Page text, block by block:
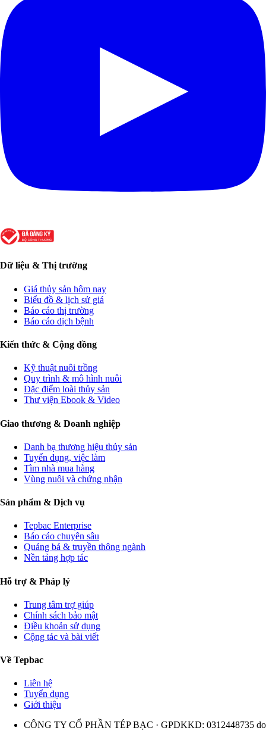
Dữ liệu & Thị trường
Giá thủy sản hôm nay
Biểu đồ & lịch sử giá
Báo cáo thị trường
Báo cáo dịch bệnh
Kiến thức & Cộng đồng
Kỹ thuật nuôi trồng
Quy trình & mô hình nuôi
Đặc điểm loài thủy sản
Thư viện Ebook & Video
Giao thương & Doanh nghiệp
Danh bạ thương hiệu thủy sản
Tuyển dụng, việc làm
Tìm nhà mua hàng
Vùng nuôi và chứng nhận
Sản phẩm & Dịch vụ
Tepbac Enterprise
Báo cáo chuyên sâu
Quảng bá & truyền thông ngành
Nền tảng hợp tác
Hỗ trợ & Pháp lý
Trung tâm trợ giúp
Chính sách bảo mật
Điều khoản sử dụng
Cộng tác và bài viết
Về Tepbac
Liên hệ
Tuyển dụng
Giới thiệu
CÔNG TY CỔ PHẦN TÉP BẠC · GPDKKD: 0312448735 do